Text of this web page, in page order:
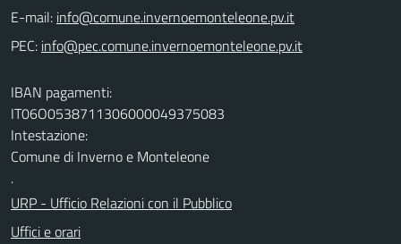
E-mail:
PEC:
IBAN pagamenti:
IT06O0538711306000049375083
Intestazione:
Comune di Inverno e Monteleone
.
URP - Ufficio Relazioni con il Pubblico
Uffici e orari